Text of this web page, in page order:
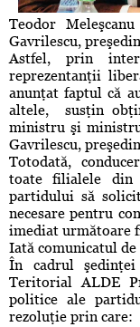
Teodor
Gavrilescu,
Astfel, prin
reprezentanţii
anunţat faptul că
altele, susţin
ministru şi
Gavrilescu,
Totodată,
toate filialele din
partidului să
necesare pentru
imediat următoare
Iată comunicatul de
În cadrul
Teritorial ALDE
politice ale
rezoluţie prin care: